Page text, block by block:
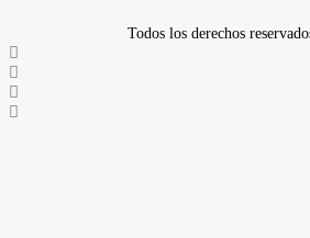
Todos los derechos